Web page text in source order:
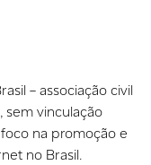
– associação civil
sem vinculação
na promoção e
no Brasil.